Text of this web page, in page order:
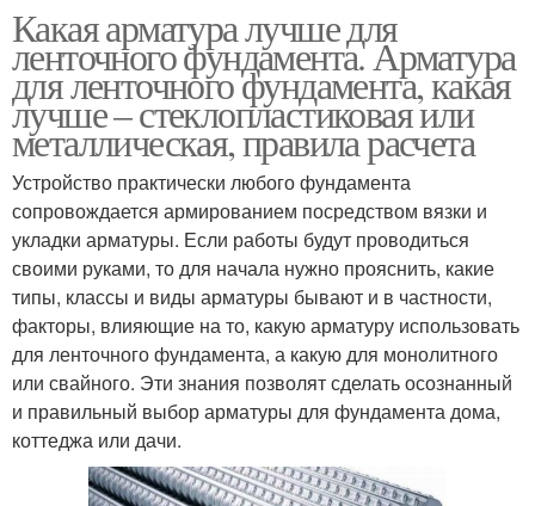
Какая арматура лучше для
ленточного фундамента. Арматура
для ленточного фундамента, какая
лучше – стеклопластиковая или
металлическая, правила расчета
Устройство практически любого фундамента
сопровождается армированием посредством вязки и
укладки арматуры. Если работы будут проводиться
своими руками, то для начала нужно прояснить, какие
типы, классы и виды арматуры бывают и в частности,
факторы, влияющие на то, какую арматуру использовать
для ленточного фундамента, а какую для монолитного
или свайного. Эти знания позволят сделать осознанный
и правильный выбор арматуры для фундамента дома,
коттеджа или дачи.